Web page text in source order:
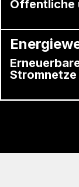
Öffentliche
Stromnetze